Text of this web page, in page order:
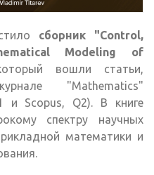
сборник "Control,
Modeling of
вошли статьи,
"Mathematics"
и Scopus, Q2). В книге
спектру научных
математики и